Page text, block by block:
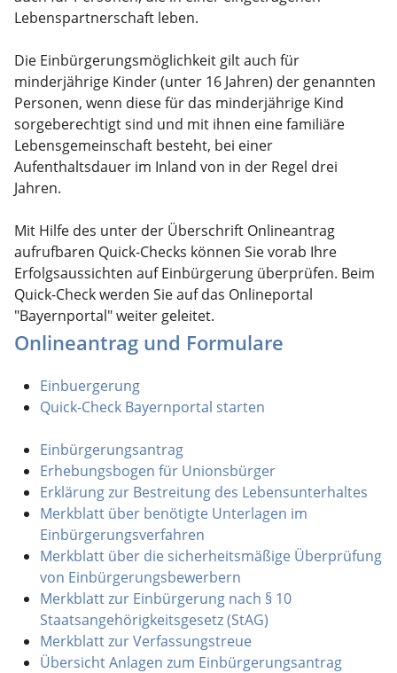
Lebenspartnerschaft leben.
Die Einbürgerungsmöglichkeit gilt auch für
minderjährige Kinder (unter 16 Jahren) der genannten
Personen, wenn diese für das minderjährige Kind
sorgeberechtigt sind und mit ihnen eine familiäre
Lebensgemeinschaft besteht, bei einer
Aufenthaltsdauer im Inland von in der Regel drei
Jahren.
Mit Hilfe des unter der Überschrift Onlineantrag
aufrufbaren Quick-Checks können Sie vorab Ihre
Erfolgsaussichten auf Einbürgerung überprüfen. Beim
Quick-Check werden Sie auf das Onlineportal
"Bayernportal" weiter geleitet.
Onlineantrag und Formulare
Einbuergerung
Quick-Check Bayernportal starten
Einbürgerungsantrag
Erhebungsbogen für Unionsbürger
Erklärung zur Bestreitung des Lebensunterhaltes
Merkblatt über benötigte Unterlagen im
Einbürgerungsverfahren
Merkblatt über die sicherheitsmäßige Überprüfung
von Einbürgerungsbewerbern
Merkblatt zur Einbürgerung nach § 10
Staatsangehörigkeitsgesetz (StAG)
Merkblatt zur Verfassungstreue
Übersicht Anlagen zum Einbürgerungsantrag